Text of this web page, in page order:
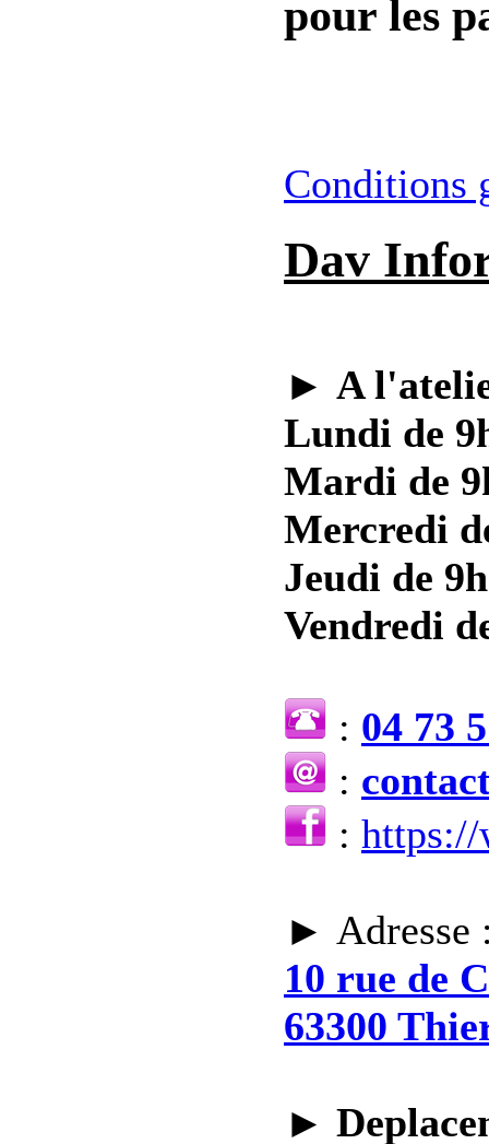
pour les
Conditions
Dav
► A
Lundi de
Mardi de
Mercredi
Jeudi de
Vendredi
: 04 73
:
:
► Adresse
10 rue de
63300
►